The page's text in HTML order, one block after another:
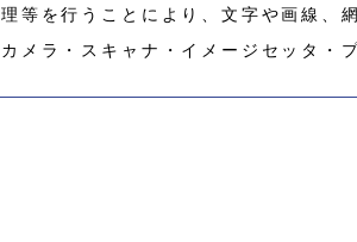
理等を行うことにより、文字や画線、
カメラ・スキャナ・イメージセッタ・